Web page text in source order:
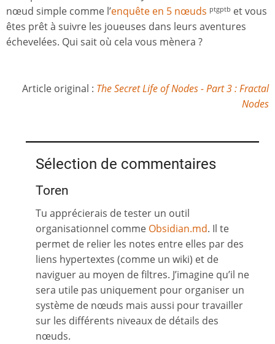
nœud simple comme l’enquête en 5 nœuds ptgptb et vous
êtes prêt à suivre les joueuses dans leurs aventures
échevelées. Qui sait où cela vous mènera ?
Article original : The Secret Life of Nodes - Part 3 : Fractal
Nodes
Sélection de commentaires
Toren
Tu apprécierais de tester un outil
organisationnel comme Obsidian.md. Il te
permet de relier les notes entre elles par des
liens hypertextes (comme un wiki) et de
naviguer au moyen de filtres. J’imagine qu’il ne
sera utile pas uniquement pour organiser un
système de nœuds mais aussi pour travailler
sur les différents niveaux de détails des
nœuds.